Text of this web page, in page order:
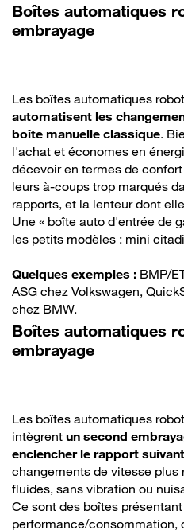
Boîtes automatiques
embrayage
Les boîtes automatiques
automatisent les
boîte manuelle classique.
l'achat et économes en
décevoir en termes de
leurs à-coups trop marqués
rapports, et la lenteur dont
Une « boîte auto d'entrée de
les petits modèles : mini
Quelques exemples : BMP/
ASG chez Volkswagen,
chez BMW.
Boîtes automatiques
embrayage
Les boîtes automatiques
intègrent un second
enclencher le rapport suivant
changements de vitesse plus
fluides, sans vibration ou
Ce sont des boîtes
performance/consommation,